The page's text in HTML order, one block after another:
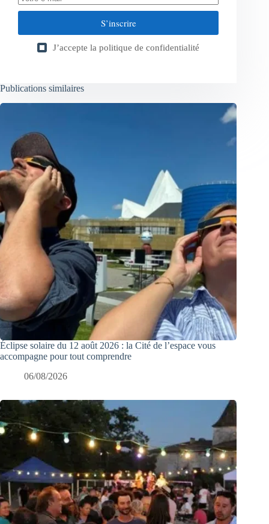
S’inscrire
J’accepte la politique de confidentialité
Publications similaires
Éclipse solaire du 12 août 2026 : la Cité de l’espace vous
accompagne pour tout comprendre
06/08/2026